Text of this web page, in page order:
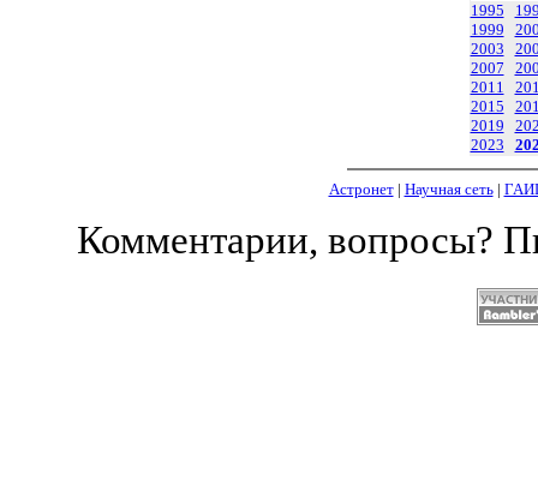
1995
1999
2003
2007
2011
2015
2019
2023
Астронет| Научная сеть|
Комментарии, вопросы?